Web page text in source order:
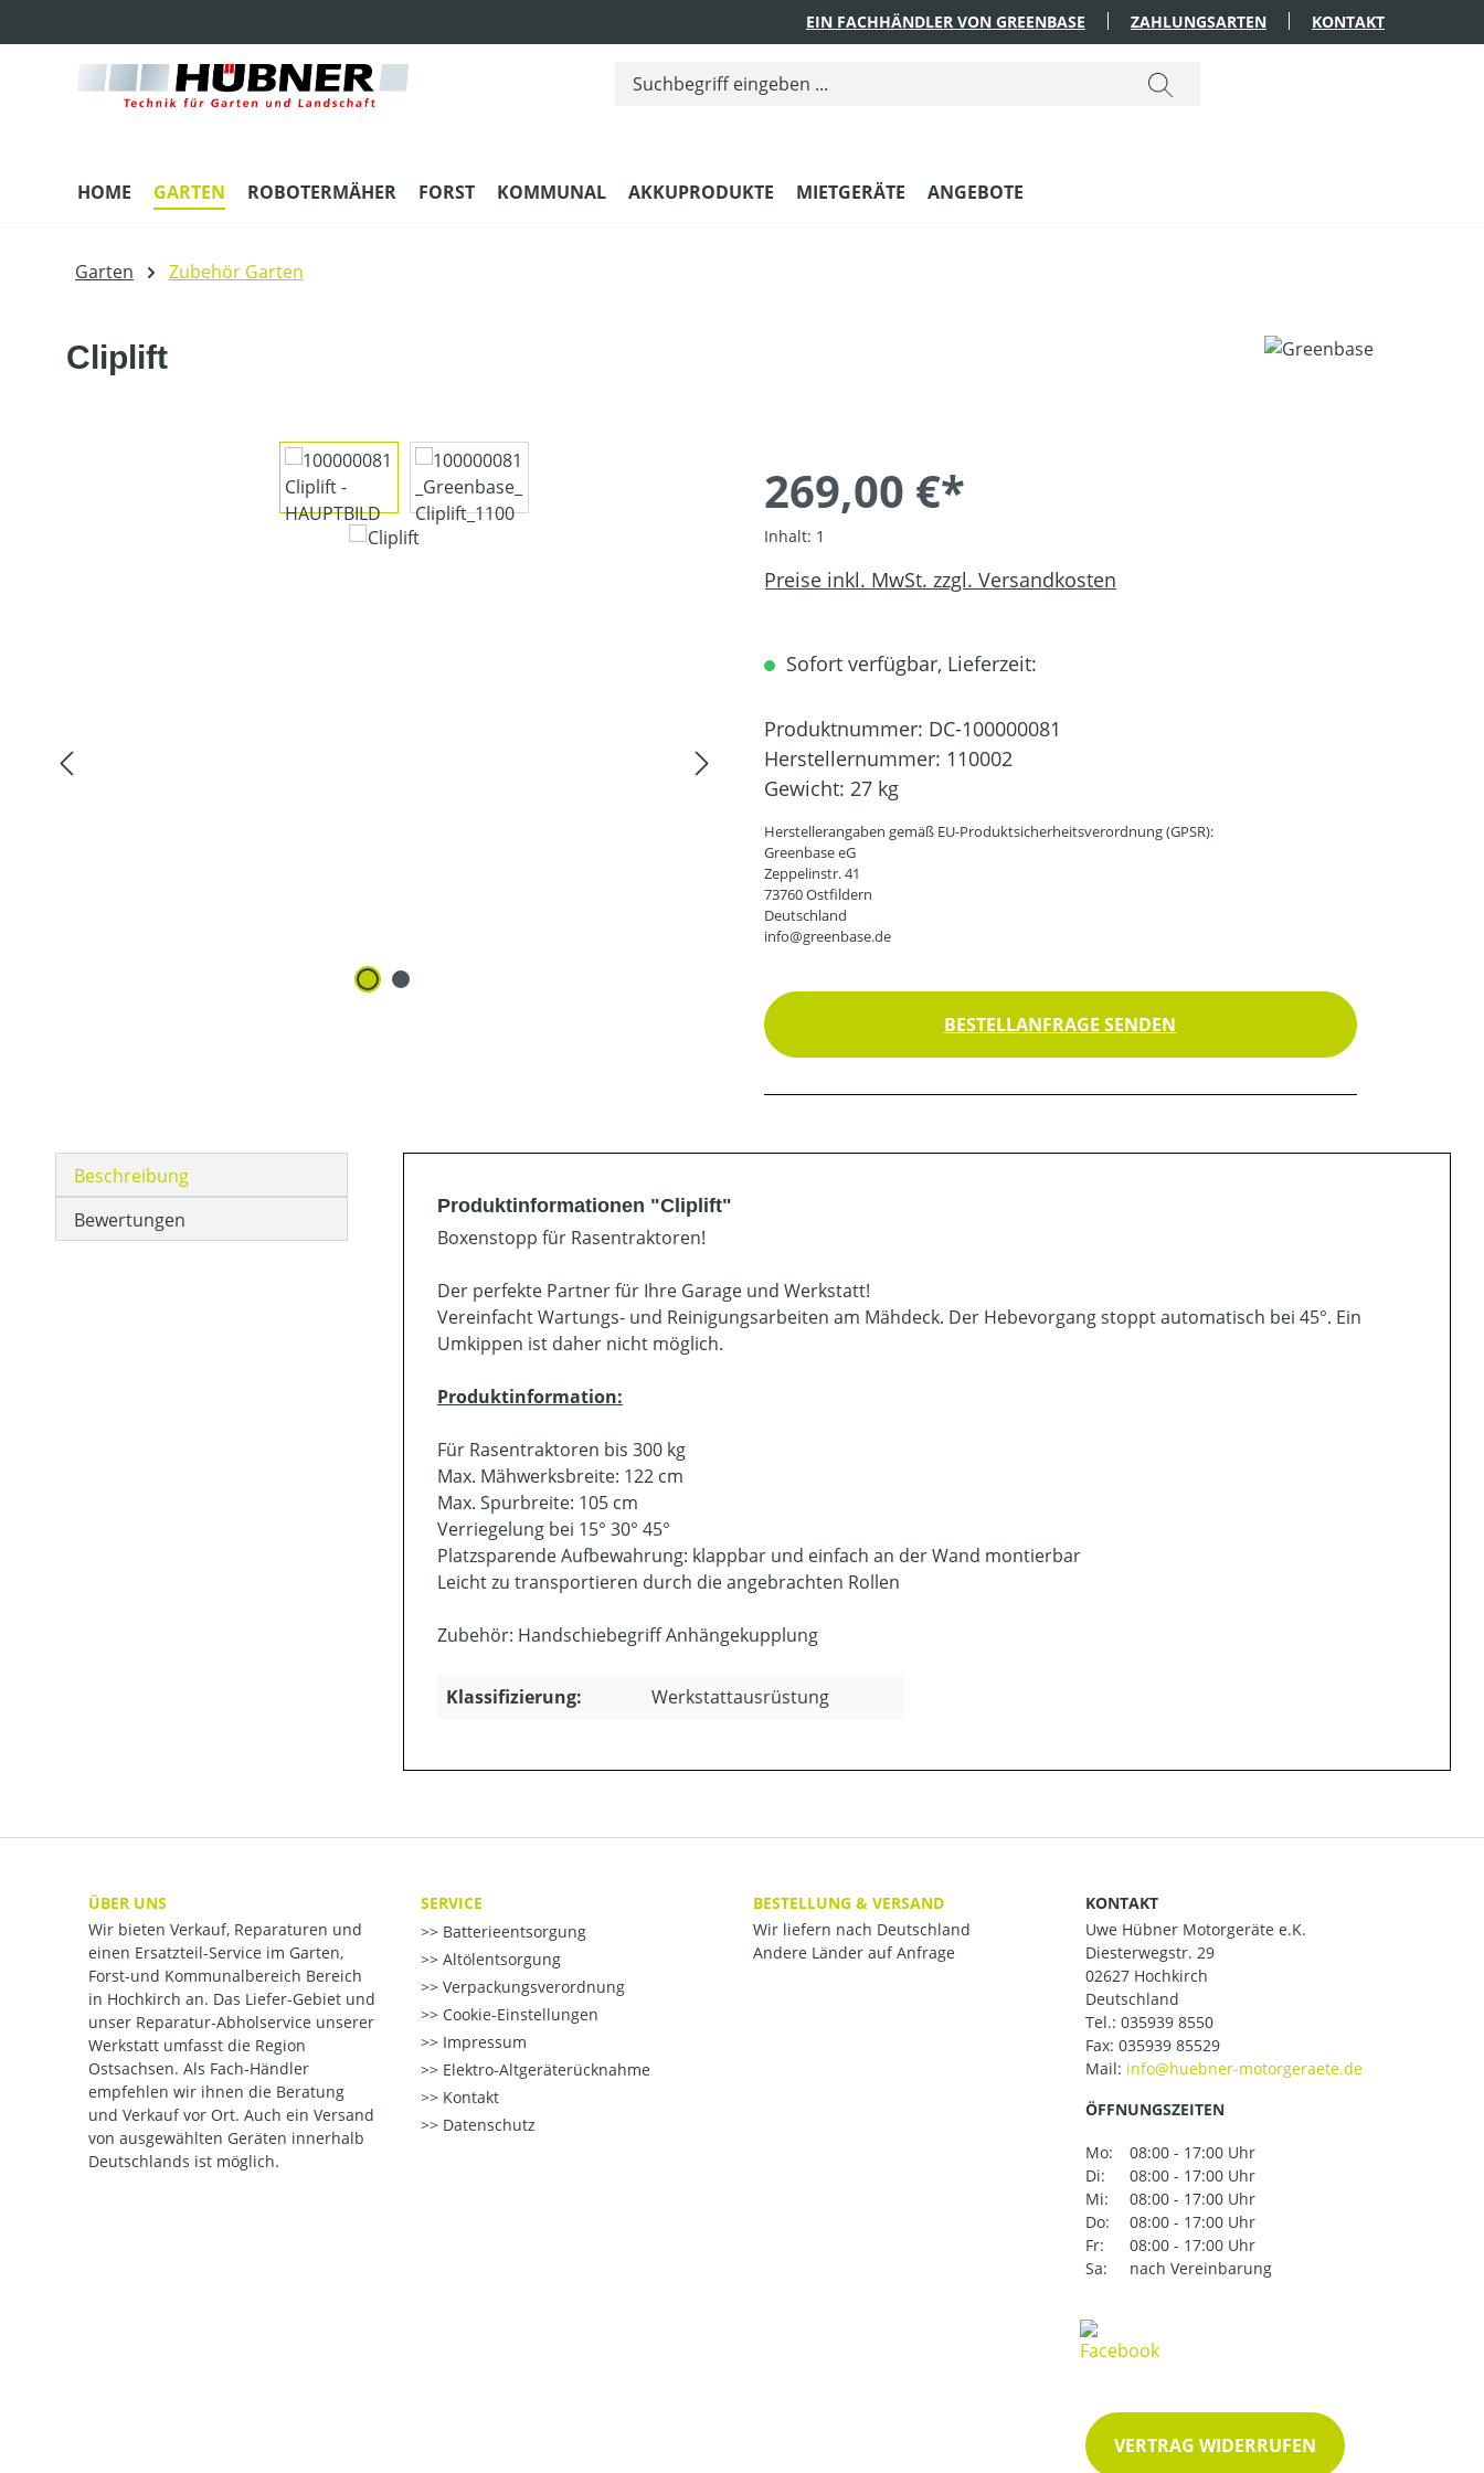
EIN FACHHÄNDLER VON GREENBASE ZAHLUNGSARTEN KONTAKT
HOME GARTEN ROBOTERMÄHER FORST KOMMUNAL AKKUPRODUKTE MIETGERÄTE ANGEBOTE
Garten Zubehör Garten
Cliplift
269,00 €*
Inhalt: 1
Preise inkl. MwSt. zzgl. Versandkosten
Sofort verfügbar, Lieferzeit:
Produktnummer: DC-100000081
Herstellernummer: 110002
Gewicht: 27 kg
Herstellerangaben gemäß EU-Produktsicherheitsverordnung (GPSR):
Greenbase eG
Zeppelinstr. 41
73760 Ostfildern
Deutschland
info@greenbase.de
BESTELLANFRAGE SENDEN
Beschreibung
Bewertungen
Produktinformationen "Cliplift"
Boxenstopp für Rasentraktoren!
Der perfekte Partner für Ihre Garage und Werkstatt!
Vereinfacht Wartungs- und Reinigungsarbeiten am Mähdeck. Der Hebevorgang stoppt automatisch bei 45°. Ein
Umkippen ist daher nicht möglich.
Produktinformation:
Für Rasentraktoren bis 300 kg
Max. Mähwerksbreite: 122 cm
Max. Spurbreite: 105 cm
Verriegelung bei 15° 30° 45°
Platzsparende Aufbewahrung: klappbar und einfach an der Wand montierbar
Leicht zu transportieren durch die angebrachten Rollen
Zubehör: Handschiebegriff Anhängekupplung
Klassifizierung: Werkstattausrüstung
ÜBER UNS
Wir bieten Verkauf, Reparaturen und
einen Ersatzteil-Service im Garten,
Forst-und Kommunalbereich Bereich
in Hochkirch an. Das Liefer-Gebiet und
unser Reparatur-Abholservice unserer
Werkstatt umfasst die Region
Ostsachsen. Als Fach-Händler
empfehlen wir ihnen die Beratung
und Verkauf vor Ort. Auch ein Versand
von ausgewählten Geräten innerhalb
Deutschlands ist möglich.
SERVICE
Batterieentsorgung
Altölentsorgung
Verpackungsverordnung
Cookie-Einstellungen
Impressum
Elektro-Altgeräterücknahme
Kontakt
Datenschutz
BESTELLUNG & VERSAND
Wir liefern nach Deutschland
Andere Länder auf Anfrage
KONTAKT
Uwe Hübner Motorgeräte e.K.
Diesterwegstr. 29
02627 Hochkirch
Deutschland
Tel.: 035939 8550
Fax: 035939 85529
Mail:
ÖFFNUNGSZEITEN
Mo:
08:00 - 17:00 Uhr
Di:
08:00 - 17:00 Uhr
Mi:
08:00 - 17:00 Uhr
Do:
08:00 - 17:00 Uhr
Fr:
08:00 - 17:00 Uhr
Sa:
nach Vereinbarung
VERTRAG WIDERRUFEN